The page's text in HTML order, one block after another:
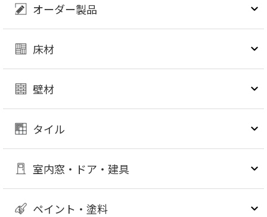
オーダー製品
床材
壁材
タイル
室内窓・ドア・建具
ペイント・塗料